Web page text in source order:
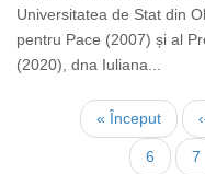
Universitatea de Stat din
pentru Pace (2007) și al
(2020), dna Iuliana...
PaginationFirst
page
« Început
Page
6 7